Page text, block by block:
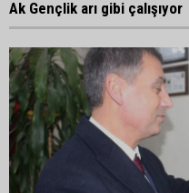
Ak Gençlik arı gibi çalışıyor